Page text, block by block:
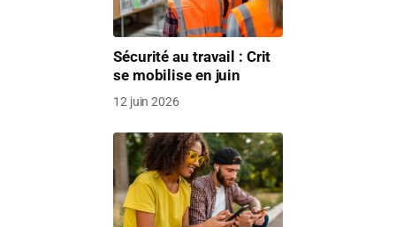
Sécurité au travail : Crit
se mobilise en juin
12 juin 2026